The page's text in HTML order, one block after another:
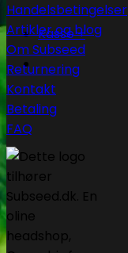
Kasse+
Handelsbetingelser
Artikler og blog
Om Subseed
Returnering
Kontakt
Betaling
FAQ